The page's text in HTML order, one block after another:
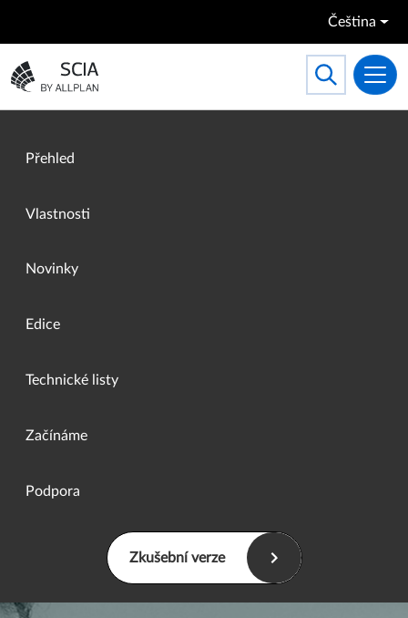
Čeština
Přejít na domovskou stránku
Toggle
Search
Přehled
Vlastnosti
Novinky
Edice
Technické listy
Začínáme
Podpora
Zkušební verze